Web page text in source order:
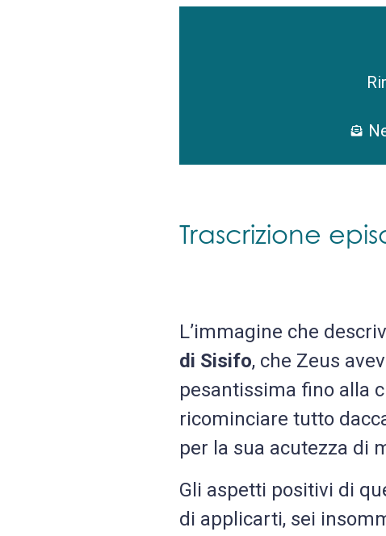
Trascrizione
L’immagine che
di Sisifo, che Zeus
pesantissima fino alla
ricominciare tutto
per la sua acutezza di
Gli aspetti positivi di
di applicarti, sei